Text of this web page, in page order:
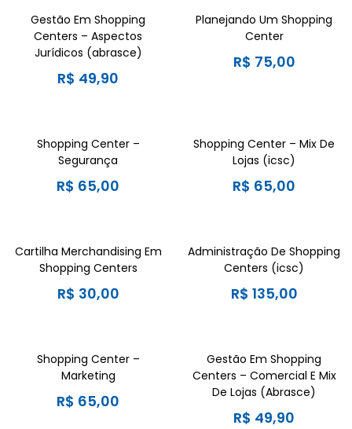
Gestão Em Shopping
Centers – Aspectos
Jurídicos (abrasce)
R$ 49,90
Planejando Um Shopping
Center
R$ 75,00
Shopping Center –
Segurança
R$ 65,00
Shopping Center – Mix De
Lojas (icsc)
R$ 65,00
Cartilha Merchandising Em
Shopping Centers
R$ 30,00
Administração De Shopping
Centers (icsc)
R$ 135,00
Shopping Center –
Marketing
R$ 65,00
Gestão Em Shopping
Centers – Comercial E Mix
De Lojas (Abrasce)
R$ 49,90